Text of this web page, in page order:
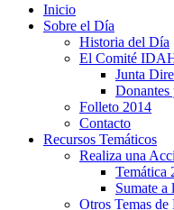
Inicio
Sobre el Día
Historia del Día
El Comité
Junta
Donantes
Folleto 2014
Contacto
Recursos Temáticos
Realiza una
Temática
Sumate a
Otros Temas de